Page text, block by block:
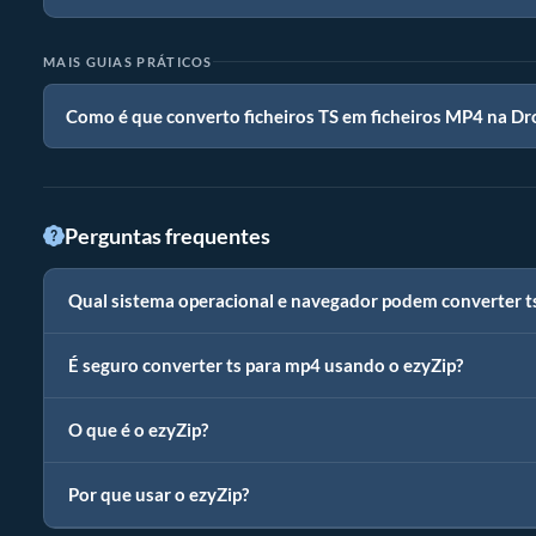
MAIS GUIAS PRÁTICOS
Como é que converto ficheiros TS em ficheiros MP4 na
Perguntas frequentes
Qual sistema operacional e navegador podem converter
É seguro converter ts para mp4 usando o ezyZip?
O que é o ezyZip?
Por que usar o ezyZip?